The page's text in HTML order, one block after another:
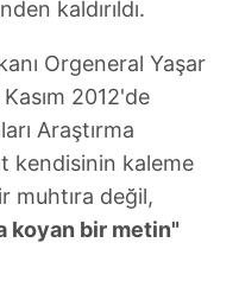
kaldırıldı.
Orgeneral Yaşar
2012'de
Araştırma
kendisinin kaleme
muhtıra değil,
koyan bir metin"